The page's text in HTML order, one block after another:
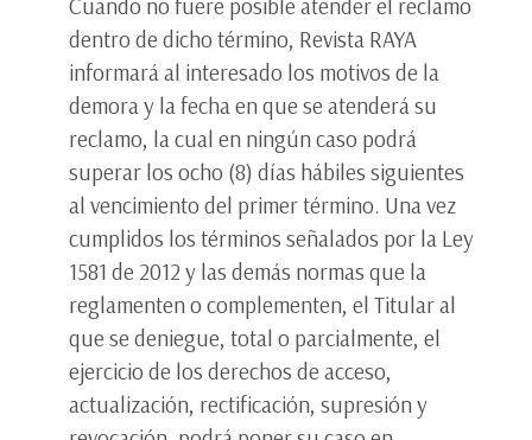
dentro de dicho término, Revista RAYA
informará al interesado los motivos de la
demora y la fecha en que se atenderá su
reclamo, la cual en ningún caso podrá
superar los ocho (8) días hábiles siguientes
al vencimiento del primer término. Una vez
cumplidos los términos señalados por la Ley
1581 de 2012 y las demás normas que la
reglamenten o complementen, el Titular al
que se deniegue, total o parcialmente, el
ejercicio de los derechos de acceso,
actualización, rectificación, supresión y